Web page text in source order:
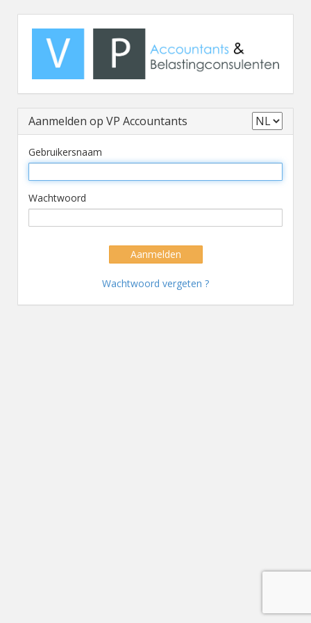
Aanmelden op VP Accountants
Gebruikersnaam
Wachtwoord
Aanmelden
Wachtwoord vergeten ?